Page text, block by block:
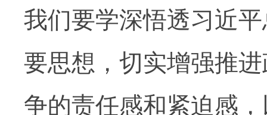
我们要学深悟透习近
要思想，切实增强推
争的责任感和紧迫感